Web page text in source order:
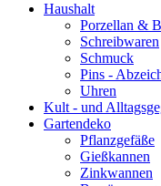
Haushalt
Porzellan &
Schreibwaren
Schmuck
Pins -
Uhren
Kult - und
Gartendeko
Pflanzgefäße
Gießkannen
Zinkwannen